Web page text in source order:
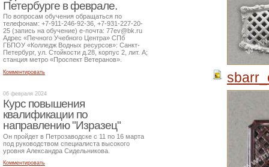
Петербурге в феврале.
По вопросам обучения обращаться по
телефонам: +7-911-246-92-36, +7-931-227-20-
25 (запись на обучение) е-почта: 77ev@bk.ru
Адрес «Печного Учебного Центра» СПб
ГБПОУ «Колледж Водных ресурсов»: Санкт-
Петербург, ул. Стойкости д.28, корпус 2, лит. А;
станция метро «Проспект Ветеранов».
Комментировать
06 февраля 2024
Курс повышения
квалификации по
направлению "Изразец"
Он пройдет в Петрозаводске с 11 по 16 марта
под руководством специалиста высокого
уровня Александра Сидельникова.
Комментировать